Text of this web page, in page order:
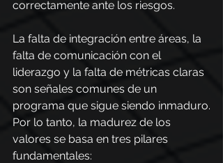
correctamente ante los riesgos.
La falta de integración entre áreas, la
falta de comunicación con el
liderazgo y la falta de métricas claras
son señales comunes de un
programa que sigue siendo inmaduro.
Por lo tanto, la madurez de los
valores se basa en tres pilares
fundamentales: